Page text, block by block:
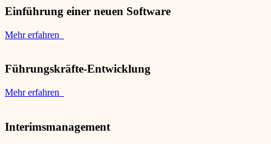
Einführung einer neuen Software
Mehr erfahren
Führungskräfte-Entwicklung
Mehr erfahren
Interimsmanagement